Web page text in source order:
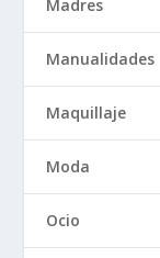
Madres
Manualidades
Maquillaje
Moda
Ocio